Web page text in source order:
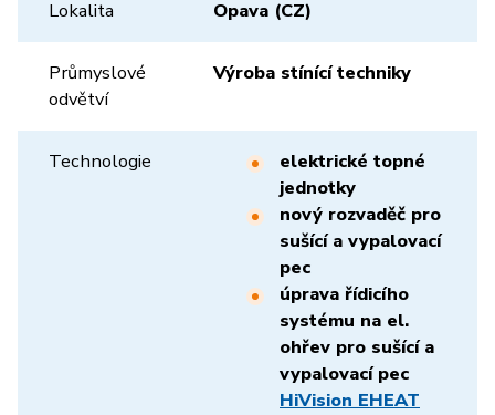
Lokalita Opava (CZ)
Průmyslové
odvětví
Výroba stínící techniky
Technologie
elektrické topné
jednotky
nový rozvaděč pro
sušící a vypalovací
pec
úprava řídicího
systému na el.
ohřev pro sušící a
vypalovací pec
HiVision EHEAT